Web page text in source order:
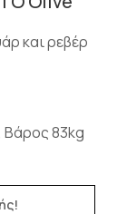
και ρεβέρ
Βάρος 83kg